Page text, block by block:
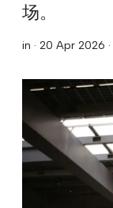
场。
in · 20 Apr 2026 ·